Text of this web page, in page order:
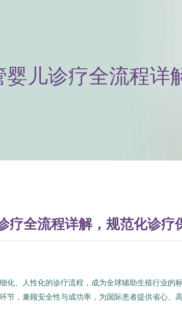
婴儿诊疗全流程
疗全流程详解，规范化诊疗
化、人性化的诊疗流程，成为全球辅助生殖行业的
节，兼顾安全性与成功率，为国际患者提供省心、